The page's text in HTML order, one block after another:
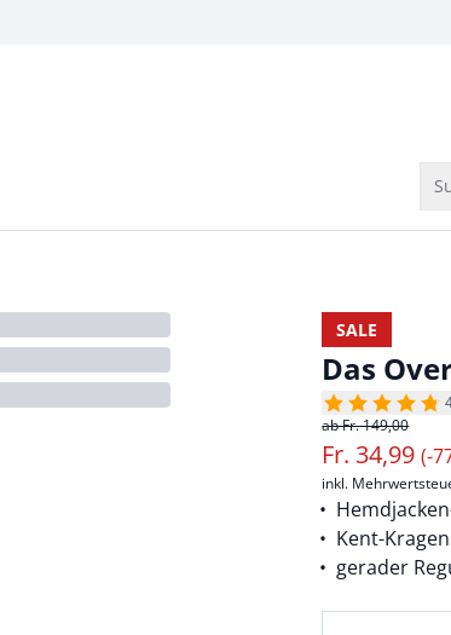
SALE
Das
ab Fr. 149,00
Fr. 34,99(-
inkl.
Kent-Kragen
gerader